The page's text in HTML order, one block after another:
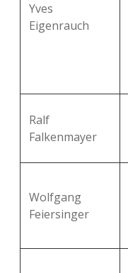
Yves
Eigenrauch
Ralf
Falkenmayer
Wolfgang
Feiersinger